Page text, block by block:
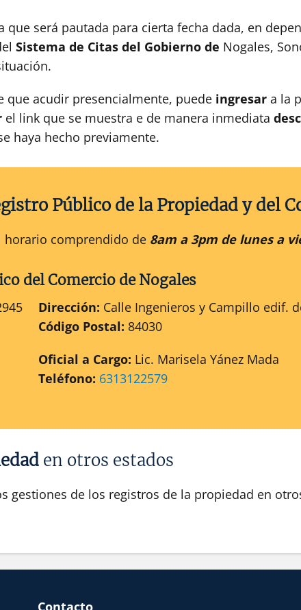
que será pautada para cierta fecha dada, en
Sistema de Citas del Gobierno de Nogales,
que acudir presencialmente, puede ingresar a la
el link que se muestra e de manera inmediata
haya hecho previamente.
Público de la Propiedad y del
horario comprendido de 8am a 3pm de lunes a
delComercio deNogales
Dirección: Calle Ingenieros y Campillo edif.
Código Postal: 84030
Oficial a Cargo: Lic. Marisela Yánez Mada
Teléfono: 6313122579
en otros estados
gestiones de los registros de la propiedad en
Contacto